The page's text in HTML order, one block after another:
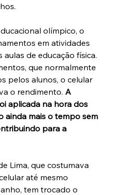
olímpico, o
em atividades
de educação física.
que normalmente
pelos alunos, o celular
o rendimento. A
aplicada na hora dos
ainda mais o tempo sem
para a
Lima, que costumava
até mesmo
tem trocado o